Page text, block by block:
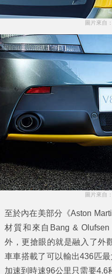
圖片來自
圖片來自
至於內在美部分《Aston
材質和來自Bang &
外，更搶眼的就是融入了外
車車搭載了可以輸出436匹
加速到時速96公里只需要4.6